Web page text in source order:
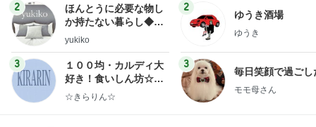
2
ほんとうに必要な物し
か持たない暮らし◆Ke
ep Life Simple◆〜イ
yukiko
3
１００均・カルディ大
好き！食いしん坊☆き
らりん☆のブログ
☆きらりん☆
2
ゆうき酒場
ゆうき
3
毎日笑顔で過ごし
モモ母さん